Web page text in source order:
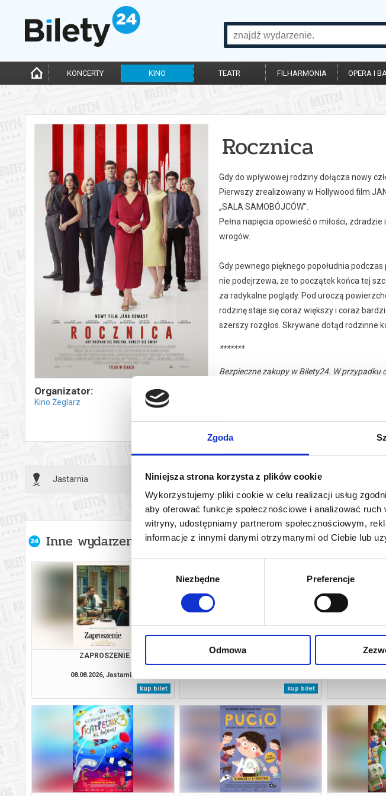
Zgoda
Niniejsza strona korzysta z plików cookie
Wykorzystujemy pliki cookie w celu realizacji usług
aby oferować funkcje społecznościowe i analizować
witryny, udostępniamy partnerom społecznościowym,
informacje z innymi danymi otrzymanymi od Ciebie lub
Wybór
Niezbędne Preferencje
Odmowa
KONCERTY KINO TEATR FILHARMONIA OPERA I
Organizator:
Kino Żeglarz
Rocznica
Gdy do wpływowej rodziny dołącza nowy
Pierwszy zrealizowany w Hollywood film
„SALA SAMOBÓJCÓW”.
Pełna napięcia opowieść o miłości,
wrogów.
Gdy pewnego pięknego popołudnia
nie podejrzewa, że to początek końca tej
za radykalne poglądy. Pod uroczą
rodzinę staje się coraz większy i coraz
szerszy rozgłos. Skrywane dotąd rodzinne
*******
Bezpieczne zakupy w Bilety24. W
Jastarnia 03.01.2026 , g. 21:00(sobota)
Inne wydarzenia organizatora
ZAPROSZENIE
08.08.2026, Jastarnia
kup bilet
OSTATNIA SESJA W PARYŻU
kup bilet